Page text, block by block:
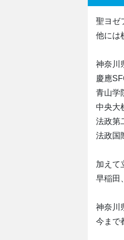
聖ヨゼ
他には
神奈川
慶應
青山学
中央大
法政第
法政国
加えて
早稲田
神奈川
今まで